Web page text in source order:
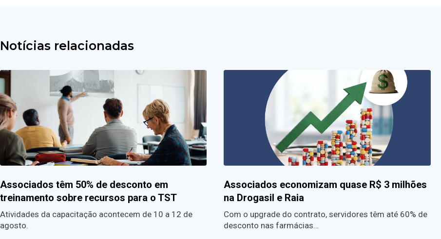
Notícias relacionadas
Associados têm 50% de desconto em
treinamento sobre recursos para o TST
Atividades da capacitação acontecem de 10 a 12 de
agosto.
Associados economizam quase R$ 3 milhões
na Drogasil e Raia
Com o upgrade do contrato, servidores têm até 60% de
desconto nas farmácias…